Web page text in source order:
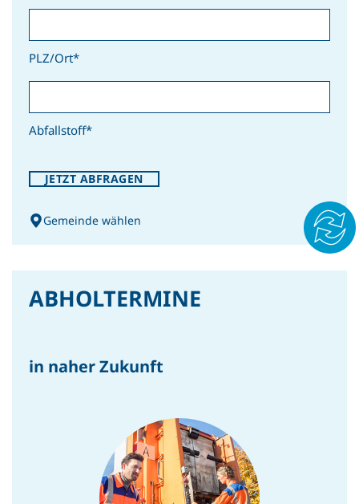
Zu allen Beiträgen
INTERN
sparen: So gelingt’s auch an
heißen Tagen
PLZ/Ort*
Abfallstoff*
JETZT ABFRAGEN
Gemeinde wählen
ABHOLTERMINE
in naher Zukunft